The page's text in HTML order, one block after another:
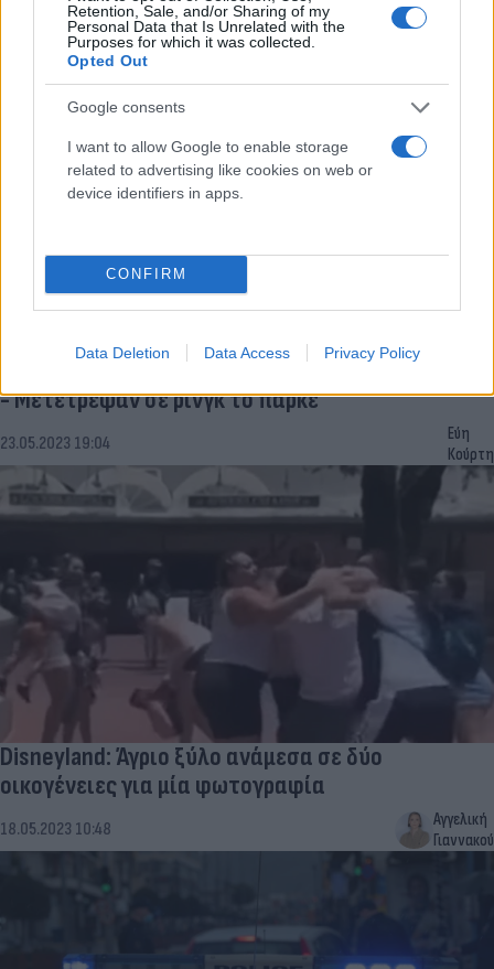
Retention, Sale, and/or Sharing of my
Personal Data that Is Unrelated with the
Purposes for which it was collected.
Opted Out
Google consents
I want to allow Google to enable storage
related to advertising like cookies on web or
device identifiers in apps.
CONFIRM
Data Deletion Data Access Privacy Policy
Πέρασε μπροστά από παραλία ξενοδοχείου
04.08.2023 16:22
Viral: Άγριο ξύλο ανάμεσα σε πατέρα και διαιτητή
- Μετέτρεψαν σε ρινγκ το παρκέ
23.05.2023 19:04
Εύη
Κούρτη
Disneyland: Άγριο ξύλο ανάμεσα σε δύο
οικογένειες για μία φωτογραφία
18.05.2023 10:48
Αγγελική
Γιαννακού